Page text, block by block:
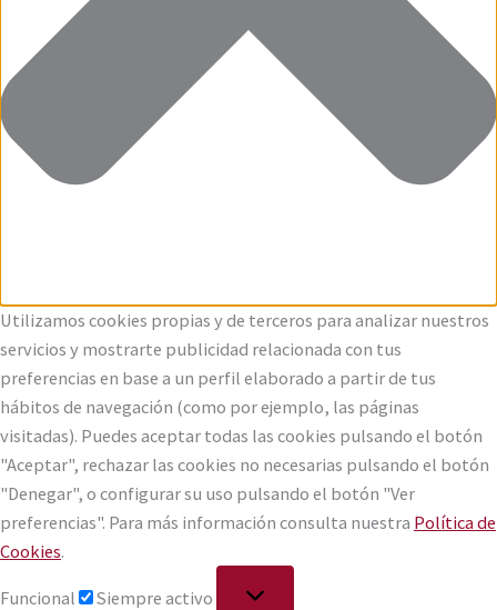
Utilizamos cookies propias y de terceros para analizar nuestros
servicios y mostrarte publicidad relacionada con tus
preferencias en base a un perfil elaborado a partir de tus
hábitos de navegación (como por ejemplo, las páginas
visitadas). Puedes aceptar todas las cookies pulsando el botón
"Aceptar", rechazar las cookies no necesarias pulsando el botón
"Denegar", o configurar su uso pulsando el botón "Ver
preferencias". Para más información consulta nuestra Política de
Cookies.
Funcional Siempre activo